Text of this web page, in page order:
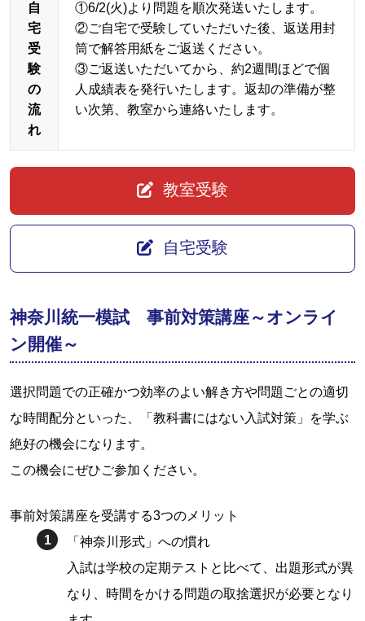
自
宅
受
験
の
流
れ
①6/2(火)より問題を順次発送いたします。
②ご自宅で受験していただいた後、返送用封
筒で解答用紙をご返送ください。
③ご返送いただいてから、約2週間ほどで個
人成績表を発行いたします。返却の準備が整
い次第、教室から連絡いたします。
教室受験
自宅受験
神奈川統一模試 事前対策講座～オンライ
ン開催～
選択問題での正確かつ効率のよい解き方や問題ごとの適切
な時間配分といった、「教科書にはない入試対策」を学ぶ
絶好の機会になります。
この機会にぜひご参加ください。
事前対策講座を受講する3つのメリット
「神奈川形式」への慣れ
入試は学校の定期テストと比べて、出題形式が異
なり、時間をかける問題の取捨選択が必要となり